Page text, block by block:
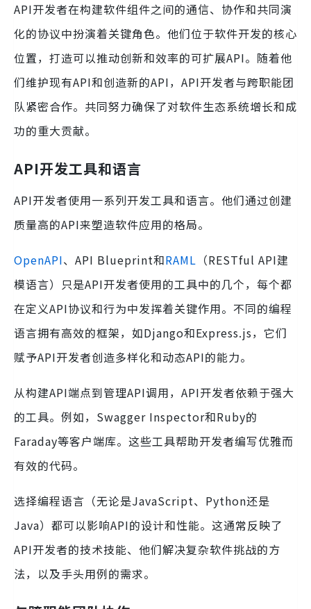
API开发者在构建软件组件之间的通信、协作和共同演
化的协议中扮演着关键角色。他们位于软件开发的核心
位置，打造可以推动创新和效率的可扩展API。随着他
们维护现有API和创造新的API，API开发者与跨职能团
队紧密合作。共同努力确保了对软件生态系统增长和成
功的重大贡献。
API开发工具和语言
API开发者使用一系列开发工具和语言。他们通过创建
质量高的API来塑造软件应用的格局。
OpenAPI、API Blueprint和RAML （RESTful API建
模语言）只是API开发者使用的工具中的几个，每个都
在定义API协议和行为中发挥着关键作用。不同的编程
语言拥有高效的框架，如Django和Express.js，它们
赋予API开发者创造多样化和动态API的能力。
从构建API端点到管理API调用，API开发者依赖于强大
的工具。例如，Swagger Inspector和Ruby的
Faraday等客户端库。这些工具帮助开发者编写优雅而
有效的代码。
选择编程语言（无论是JavaScript、Python还是
Java）都可以影响API的设计和性能。这通常反映了
API开发者的技术技能、他们解决复杂软件挑战的方
法，以及手头用例的需求。